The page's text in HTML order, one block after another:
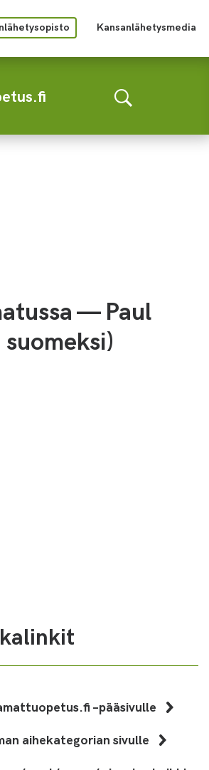
Kansanlähetysmedia
— Paul
–pääsivulle
aihekategorian sivulle